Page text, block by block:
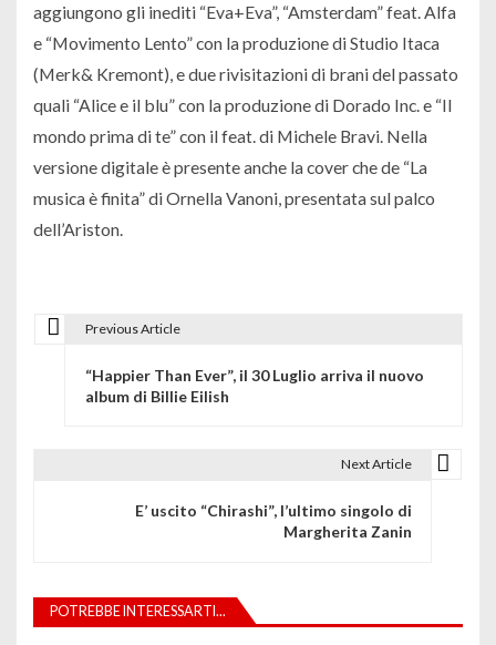
aggiungono gli inediti “Eva+Eva”, “Amsterdam” feat. Alfa
e “Movimento Lento” con la produzione di Studio Itaca
(Merk& Kremont), e due rivisitazioni di brani del passato
quali “Alice e il blu” con la produzione di Dorado Inc. e “Il
mondo prima di te” con il feat. di Michele Bravi. Nella
versione digitale è presente anche la cover che de “La
musica è finita” di Ornella Vanoni, presentata sul palco
dell’Ariston.
i
Previous Article
“Happier Than Ever”, il 30 Luglio arriva il nuovo
album di Billie Eilish
Next Article
E’ uscito “Chirashi”, l’ultimo singolo di
Margherita Zanin
POTREBBE INTERESSARTI...